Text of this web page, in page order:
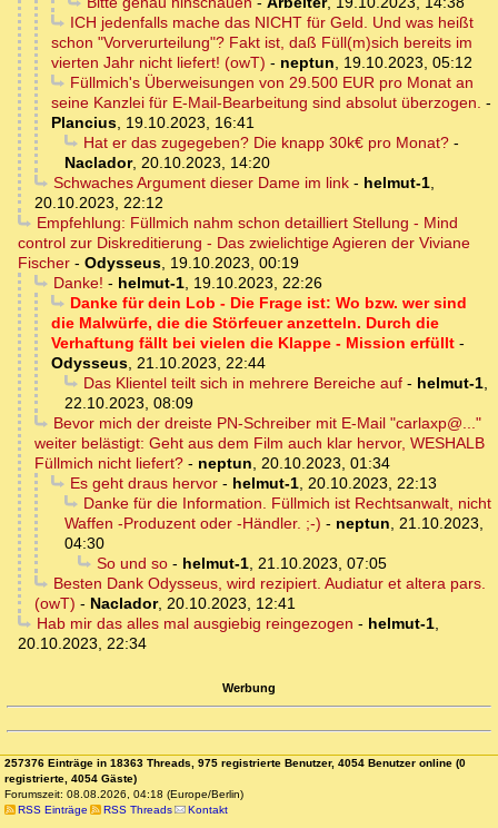
ICH jedenfalls mache das NICHT für Geld. Und was heißt
schon "Vorverurteilung"? Fakt ist, daß Füll(m)sich bereits im
vierten Jahr nicht liefert! (owT) - neptun, 19.10.2023, 05:12
Füllmich's Überweisungen von 29.500 EUR pro Monat an
seine Kanzlei für E-Mail-Bearbeitung sind absolut überzogen. -
Plancius, 19.10.2023, 16:41
Hat er das zugegeben? Die knapp 30k€ pro Monat?-
Naclador, 20.10.2023, 14:20
Schwaches Argument dieser Dame im link- helmut-1,
20.10.2023, 22:12
Empfehlung: Füllmich nahm schon detailliert Stellung - Mind
control zur Diskreditierung - Das zwielichtige Agieren der Viviane
Fischer - Odysseus, 19.10.2023, 00:19
Danke! - helmut-1, 19.10.2023, 22:26
Danke für dein Lob - Die Frage ist: Wo bzw. wer sind
die Malwürfe, die die Störfeuer anzetteln. Durch die
Verhaftung fällt bei vielen die Klappe - Mission erfüllt -
Odysseus, 21.10.2023, 22:44
Das Klientel teilt sich in mehrere Bereiche auf- helmut-1,
22.10.2023, 08:09
Bevor mich der dreiste PN-Schreiber mit E-Mail "carlaxp@..."
weiter belästigt: Geht aus dem Film auch klar hervor, WESHALB
Füllmich nicht liefert? - neptun, 20.10.2023, 01:34
Es geht draus hervor- helmut-1, 20.10.2023, 22:13
Danke für die Information. Füllmich ist Rechtsanwalt, nicht
Waffen -Produzent oder -Händler. ;-) - neptun, 21.10.2023,
04:30
So und so- helmut-1, 21.10.2023, 07:05
Besten Dank Odysseus, wird rezipiert. Audiatur et altera pars.
(owT) - Naclador, 20.10.2023, 12:41
Hab mir das alles mal ausgiebig reingezogen - helmut-1,
20.10.2023, 22:34
Werbung
257376 Einträge in 18363 Threads, 975 registrierte Benutzer, 4054 Benutzer online (0
registrierte, 4054 Gäste)
Forumszeit: 08.08.2026, 04:18 (Europe/Berlin)
RSS Einträge
RSS Threads Kontakt